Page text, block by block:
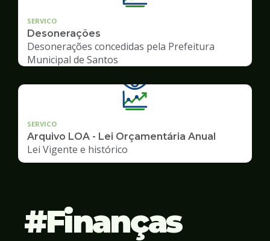
SERVICO
Desonerações
Desonerações concedidas pela Prefeitura
Municipal de Santos
SERVICO
Arquivo LOA - Lei Orçamentária Anual
Lei Vigente e histórico
Finanças